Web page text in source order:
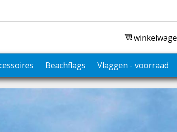
Beachflags Vlaggen - voorraad